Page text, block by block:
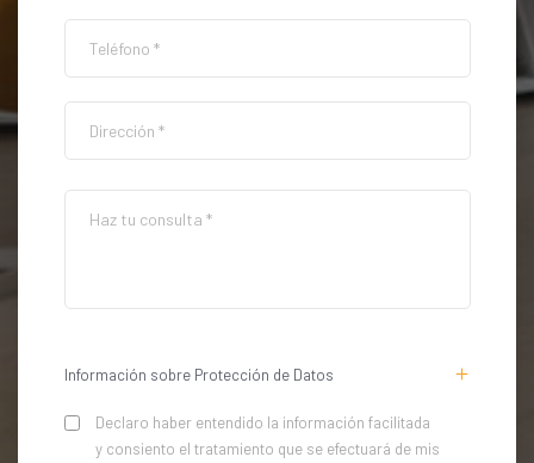
Información sobre Protección de Datos
Declaro haber entendido la información facilitada
y consiento el tratamiento que se efectuará de mis